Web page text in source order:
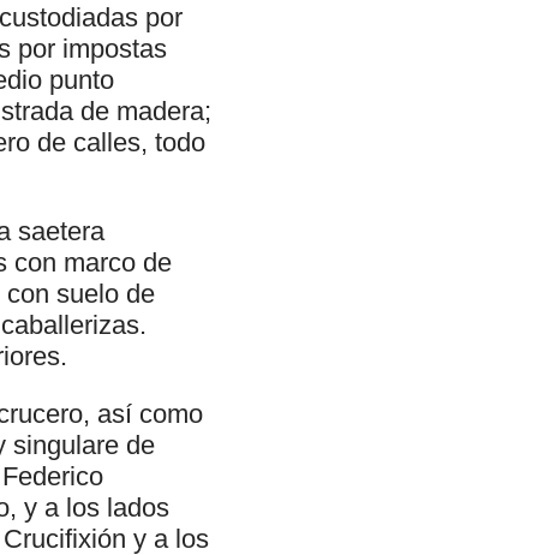
por
por impostas
punto
de madera;
de calles, todo
saetera
con marco de
suelo de
así como
singulare de
y a los lados
y a los